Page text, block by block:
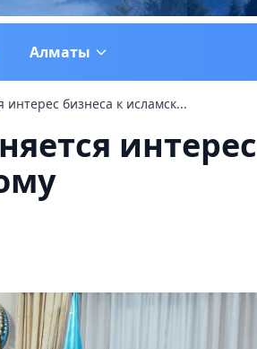
Алматы
интерес бизнеса к исламск...
интерес